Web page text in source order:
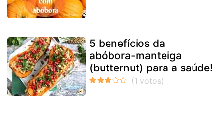
5 benefícios da
abóbora-manteiga
(butternut) para a saúde!